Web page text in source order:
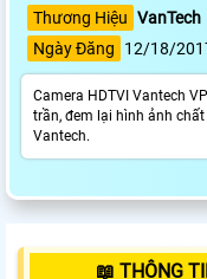
Thương Hiệu VanTech
Ngày Đăng
12/18/
Camera HDTVI Vantech
trần, đem lại hình ảnh
Vantech.
📖 THÔNG